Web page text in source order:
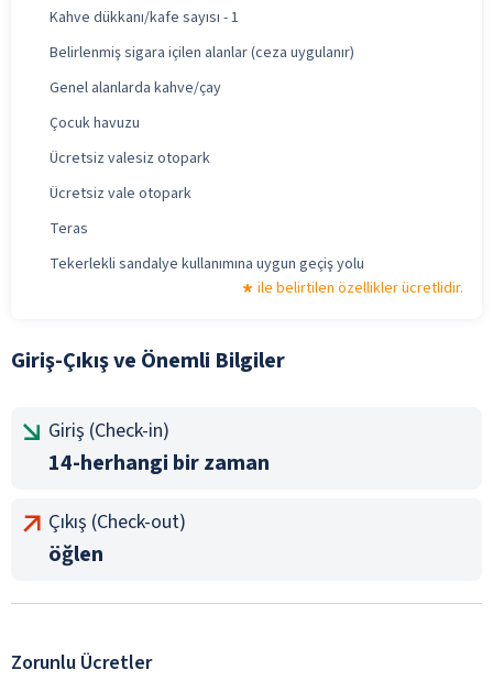
Kahve dükkanı/kafe sayısı - 1
Belirlenmiş sigara içilen alanlar (ceza uygulanır)
Genel alanlarda kahve/çay
Çocuk havuzu
Ücretsiz valesiz otopark
Ücretsiz vale otopark
Teras
Tekerlekli sandalye kullanımına uygun geçiş yolu
ile belirtilen özellikler ücretlidir.
Giriş-Çıkış ve Önemli Bilgiler
Giriş (Check-in)
14-herhangi bir zaman
Çıkış (Check-out)
öğlen
Zorunlu Ücretler